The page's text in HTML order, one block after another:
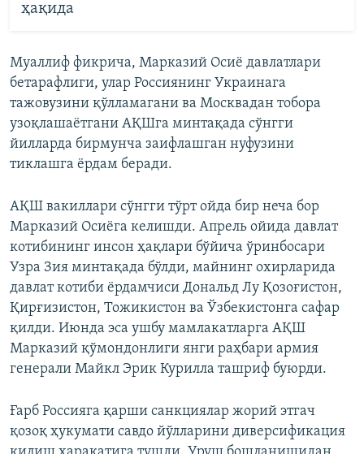
ҳақида
Муаллиф фикрича, Марказий Осиё давлатлари
бетарафлиги, улар Россиянинг Украинага
тажовузини қўлламагани ва Москвадан тобора
узоқлашаётгани АҚШга минтақада сўнгги
йилларда бирмунча заифлашган нуфузини
тиклашга ёрдам беради.
АҚШ вакиллари сўнгги тўрт ойда бир неча бор
Марказий Осиёга келишди. Апрель ойида давлат
котибининг инсон ҳақлари бўйича ўринбосари
Узра Зия минтақада бўлди, майнинг охирларида
давлат котиби ёрдамчиси Дональд Лу Қозоғистон,
Қирғизистон, Тожикистон ва Ўзбекистонга сафар
қилди. Июнда эса ушбу мамлакатларга АҚШ
Марказий қўмондонлиги янги раҳбари армия
генерали Майкл Эрик Курилла ташриф буюрди.
Ғарб Россияга қарши санкциялар жорий этгач
қозоқ ҳукумати савдо йўлларини диверсификация